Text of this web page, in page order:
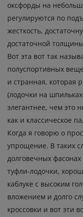
оксфорды на
регулируются по
жесткость,
достаточной
Вот эта вот так
полуспортивных
и странная, которая
(лодочки на
элегантнее, чем это
как и классическое
Когда я говорю о
упрощение. В таких
долговечных фасонах
туфли-лодочки,
каблуке с высоким
вложением и долго
кроссовки и вот эти